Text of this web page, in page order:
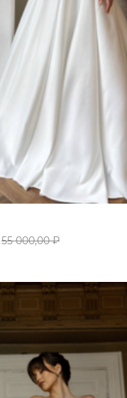
55 000,00 ₽